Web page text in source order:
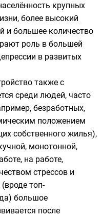
крупных
более высокий
и большее количество
роль в большей
в развитых
также с
среди людей, часто
безработных,
положением
собственного жилья),
монотонной,
на работе,
стрессов и
топ-
большое
после